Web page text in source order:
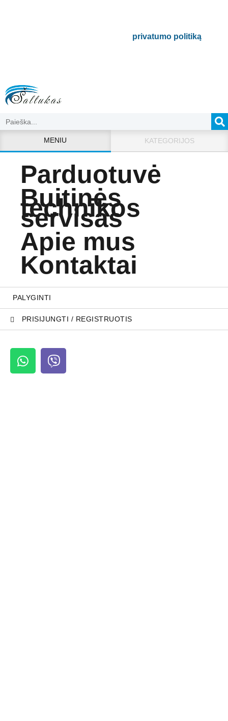
privatumo politiką.
MENIU KATEGORIJOS
Parduotuvė
Buitinės
technikos
servisas
Apie mus
Kontaktai
PALYGINTI
PRISIJUNGTI / REGISTRUOTIS